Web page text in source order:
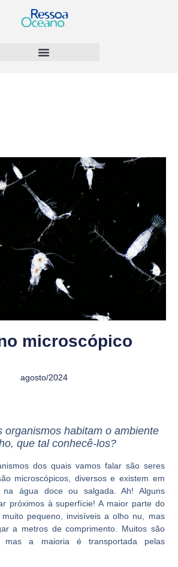
microscópico
agosto/2024
organismos habitam o ambiente
que tal conhecê-los?
dos quais vamos falar são seres
microscópicos, diversos e existem em
na água doce ou salgada. Ah! Alguns
próximos à superfície! A maior parte do
pequeno, invisíveis a olho nu, mas
a metros de comprimento. Muitos são
mas a maioria é transportada pelas